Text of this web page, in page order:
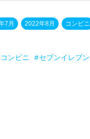
7月 2022年8月 コンビニ
コンビニ セブンイレブン